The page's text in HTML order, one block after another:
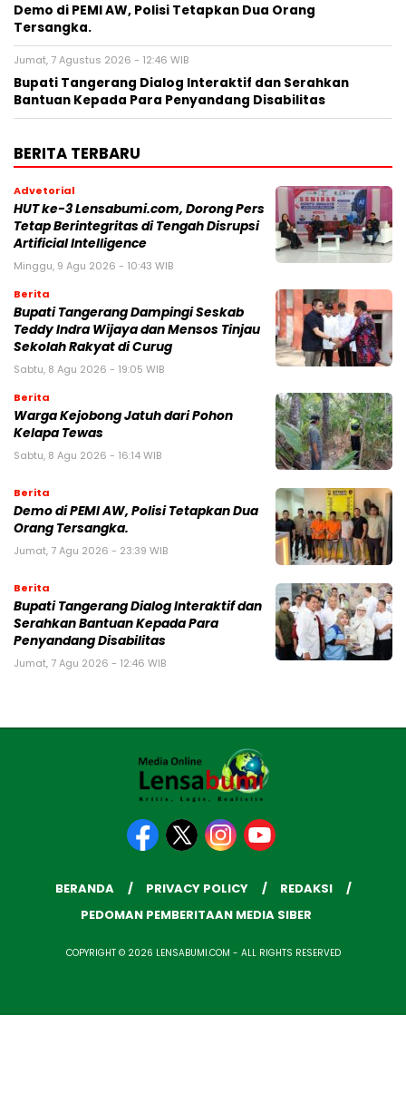
Demo di PEMI AW, Polisi Tetapkan Dua Orang
Tersangka.
Jumat, 7 Agustus 2026 - 12:46 WIB
Bupati Tangerang Dialog Interaktif dan Serahkan
Bantuan Kepada Para Penyandang Disabilitas
BERITA TERBARU
Advetorial
HUT ke-3 Lensabumi.com, Dorong Pers
Tetap Berintegritas di Tengah Disrupsi
Artificial Intelligence
Minggu, 9 Agu 2026 - 10:43 WIB
Berita
Bupati Tangerang Dampingi Seskab
Teddy Indra Wijaya dan Mensos Tinjau
Sekolah Rakyat di Curug
Sabtu, 8 Agu 2026 - 19:05 WIB
Berita
Warga Kejobong Jatuh dari Pohon
Kelapa Tewas
Sabtu, 8 Agu 2026 - 16:14 WIB
Berita
Demo di PEMI AW, Polisi Tetapkan Dua
Orang Tersangka.
Jumat, 7 Agu 2026 - 23:39 WIB
Berita
Bupati Tangerang Dialog Interaktif dan
Serahkan Bantuan Kepada Para
Penyandang Disabilitas
Jumat, 7 Agu 2026 - 12:46 WIB
BERANDA PRIVACY POLICY
REDAKSI
PEDOMAN PEMBERITAAN MEDIA SIBER
COPYRIGHT © 2026 LENSABUMI.COM - ALL RIGHTS RESERVED